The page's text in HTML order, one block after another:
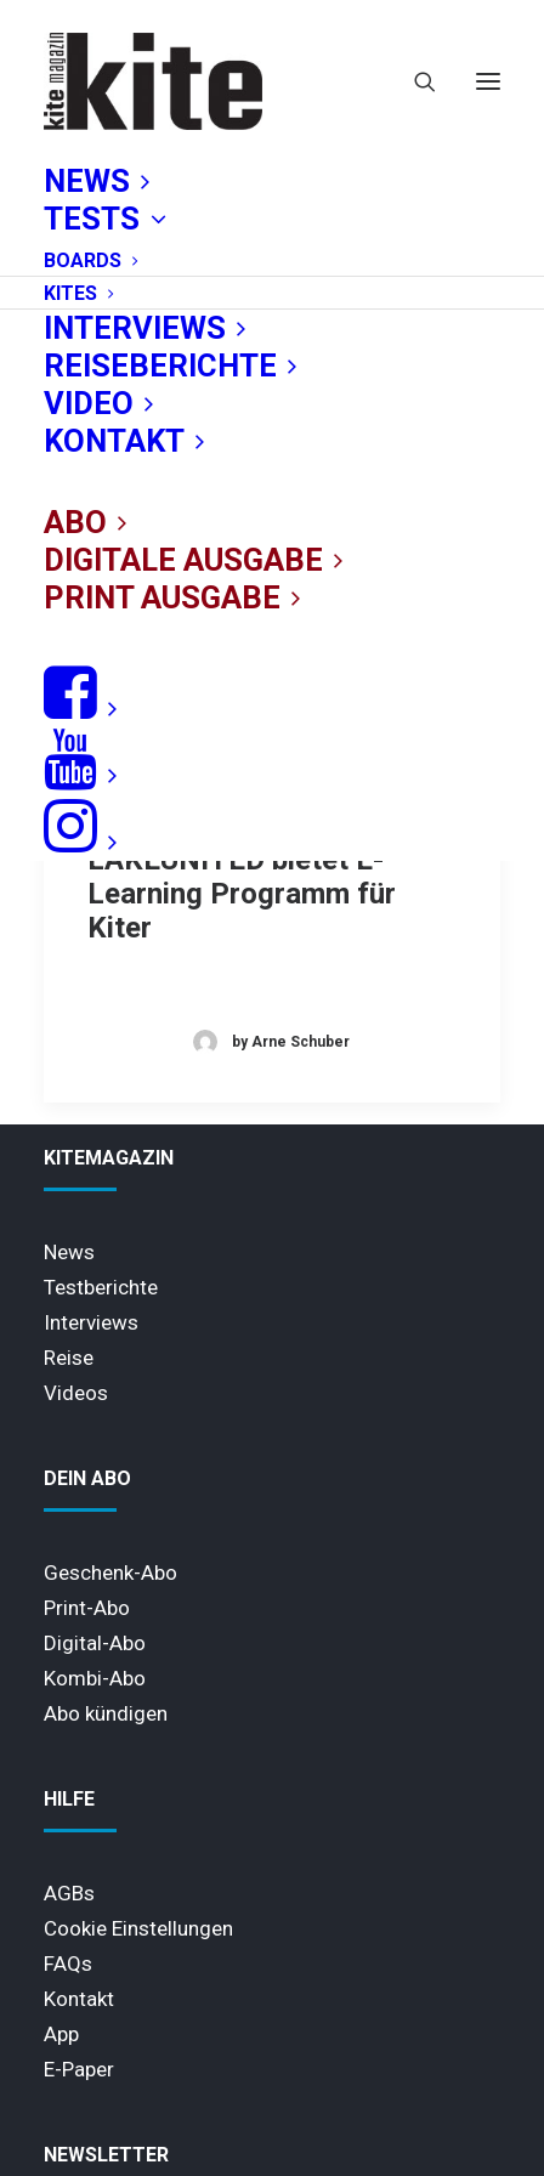
NEWS
TESTS
BOARDS
KITES
INTERVIEWS
REISEBERICHTE
VIDEO
KONTAKT
ABO
DIGITALE AUSGABE
PRINT AUSGABE
Aufteiger
Kiten lernen digital:
LAKEUNITED bietet E-
Learning Programm für
Kiter
by Arne Schuber
KITEMAGAZIN
News
Testberichte
Interviews
Reise
Videos
DEIN ABO
Geschenk-Abo
Print-Abo
Digital-Abo
Kombi-Abo
Abo kündigen
HILFE
AGBs
Cookie Einstellungen
FAQs
Kontakt
App
E-Paper
NEWSLETTER